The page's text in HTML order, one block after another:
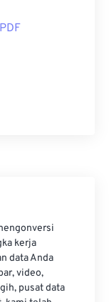
kerja
data Anda
video,
pusat data